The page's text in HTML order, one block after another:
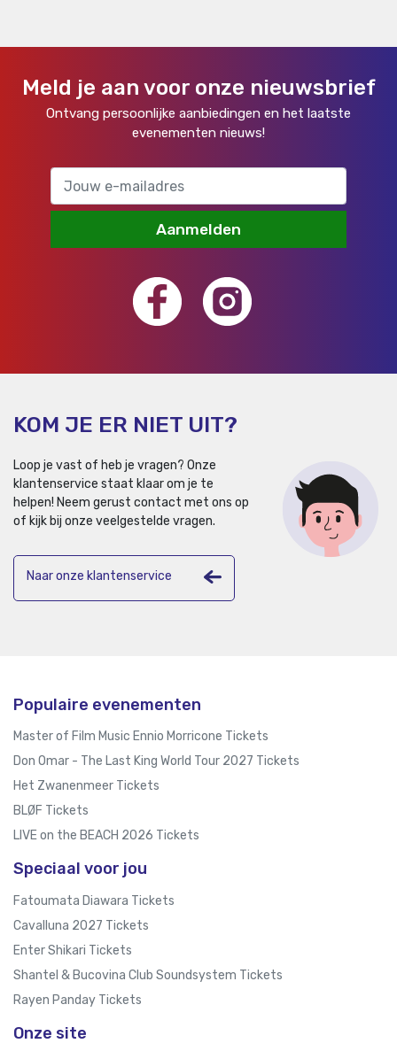
Meld je aan voor onze nieuwsbrief
Ontvang persoonlijke aanbiedingen en het laatste
evenementen nieuws!
Aanmelden
KOM JE ER NIET UIT?
Loop je vast of heb je vragen? Onze
klantenservice staat klaar om je te
helpen! Neem gerust contact met ons op
of kijk bij onze veelgestelde vragen.
Naar onze klantenservice
Populaire evenementen
Master of Film Music Ennio Morricone Tickets
Don Omar - The Last King World Tour 2027 Tickets
Het Zwanenmeer Tickets
BLØF Tickets
LIVE on the BEACH 2026 Tickets
Speciaal voor jou
Fatoumata Diawara Tickets
Cavalluna 2027 Tickets
Enter Shikari Tickets
Shantel & Bucovina Club Soundsystem Tickets
Rayen Panday Tickets
Onze site